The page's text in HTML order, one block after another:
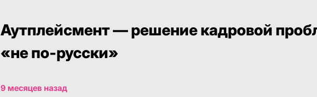
Аутплейсмент — решение кадровой
«не по-русски»
9 месяцев назад